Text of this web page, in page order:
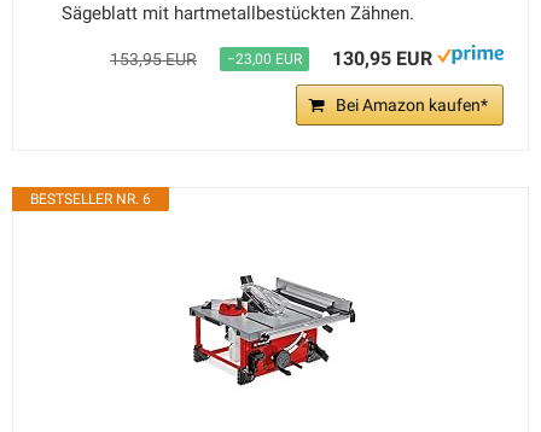
Sägeblatt mit hartmetallbestückten Zähnen.
153,95 EUR −23,00 EUR 130,95 EUR
Bei Amazon kaufen*
BESTSELLER NR. 6